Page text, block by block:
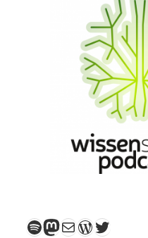
Spotify
Mastodon
E-MailTwitter